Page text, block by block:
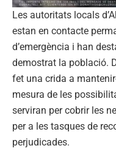
Les autoritats locals
estan en contacte
d’emergència i han
demostrat la població.
fet una crida a
mesura de les
serviran per cobrir les
per a les tasques de
perjudicades.